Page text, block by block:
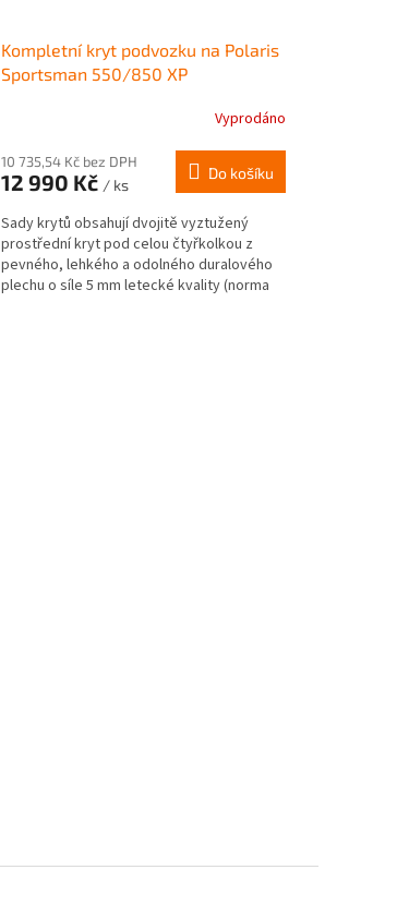
Kompletní kryt podvozku na Polaris
Sportsman 550/850 XP
Vyprodáno
10 735,54 Kč bez DPH
12 990 Kč / ks
Do košíku
Sady krytů obsahují dvojitě vyztužený
prostřední kryt pod celou čtyřkolkou z
pevného, lehkého a odolného duralového
plechu o síle 5 mm letecké kvality (norma